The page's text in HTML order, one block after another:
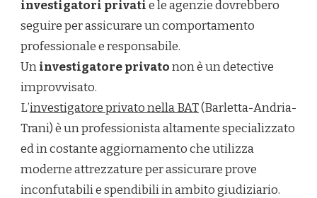
investigatori privatie le agenzie dovrebbero
seguire per assicurare un comportamento
professionale e responsabile.
Uninvestigatore privatonon è un detective
improvvisato.
L’investigatore privato nella BAT(Barletta-Andria-
Trani) è un professionista altamente specializzato
ed in costante aggiornamento che utilizza
moderne attrezzature per assicurare prove
inconfutabili e spendibili in ambito giudiziario.